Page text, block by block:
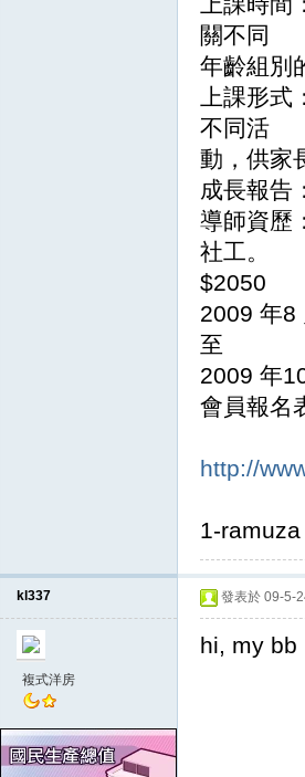
關不同
年齡組別
上課形
不同活
動，供家
成長報告
導師資歷
社工。
$2050
2009 年8
至
2009 年
會員報名
http://
1-
kl337
複式洋房
發表於 09-5-
hi, my bb